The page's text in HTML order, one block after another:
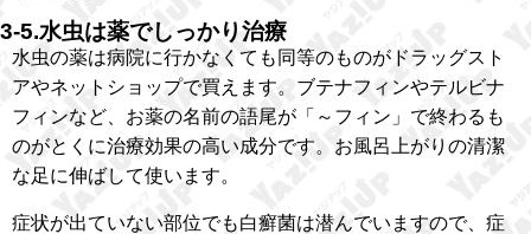
3-5.水虫は薬でしっかり治療
水虫の薬は病院に行かなくても同等のものがドラッグスト
アやネットショップで買えます。ブテナフィンやテルビナ
フィンなど、お薬の名前の語尾が「～フィン」で終わるも
のがとくに治療効果の高い成分です。お風呂上がりの清潔
な足に伸ばして使います。
症状が出ていない部位でも白癬菌は潜んでいますので、症